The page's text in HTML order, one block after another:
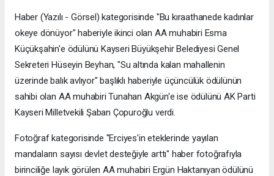
Haber (Yazılı - Görsel) kategorisinde "Bu kıraathanede kadınlar
okeye dönüyor" haberiyle ikinci olan AA muhabiri Esma
Küçükşahin'e ödülünü Kayseri Büyükşehir Belediyesi Genel
Sekreteri Hüseyin Beyhan, "Su altında kalan mahallenin
üzerinde balık avlıyor" başlıklı haberiyle üçüncülük ödülünün
sahibi olan AA muhabiri Tunahan Akgün'e ise ödülünü AK Parti
Kayseri Milletvekili Şaban Çopuroğlu verdi.
Fotoğraf kategorisinde "Erciyes'in eteklerinde yayılan
mandaların sayısı devlet desteğiyle arttı" haber fotoğrafıyla
birinciliğe layık görülen AA muhabiri Ergün Haktanıyan ödülünü